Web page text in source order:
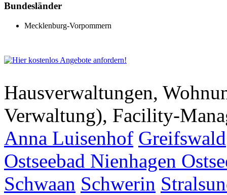
Bundesländer
Mecklenburg-Vorpommern
Hausverwaltungen,
Verwaltung), Facility-
Anna Luisenhof Greifswald
Ostseebad Nienhagen
Schwaan Schwerin